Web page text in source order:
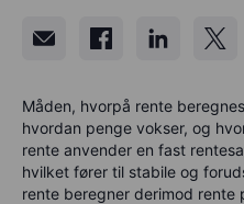
Måden, hvorpå rente
hvordan penge vokser, og
rente anvender en fast
hvilket fører til stabile og
rente beregner derimod